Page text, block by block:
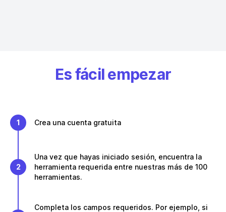
Es fácil empezar
1 Crea una cuenta gratuita
2
Una vez que hayas iniciado sesión, encuentra la
herramienta requerida entre nuestras más de 100
herramientas.
Completa los campos requeridos. Por ejemplo, si